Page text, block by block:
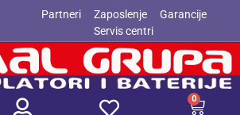
Partneri Zaposlenje
Garancije
Servis centri
0
ovde tekst